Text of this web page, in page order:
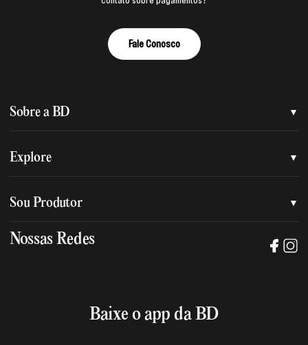
Fale Conosco
Sobre a BD
Quem somos
Política de privacidade
Explore
Assessoria de imprensa
Trabalhe na BD
Sou Produtor
Manual de mídia e da marca BD
Nossas Redes
Baixe o app da BD